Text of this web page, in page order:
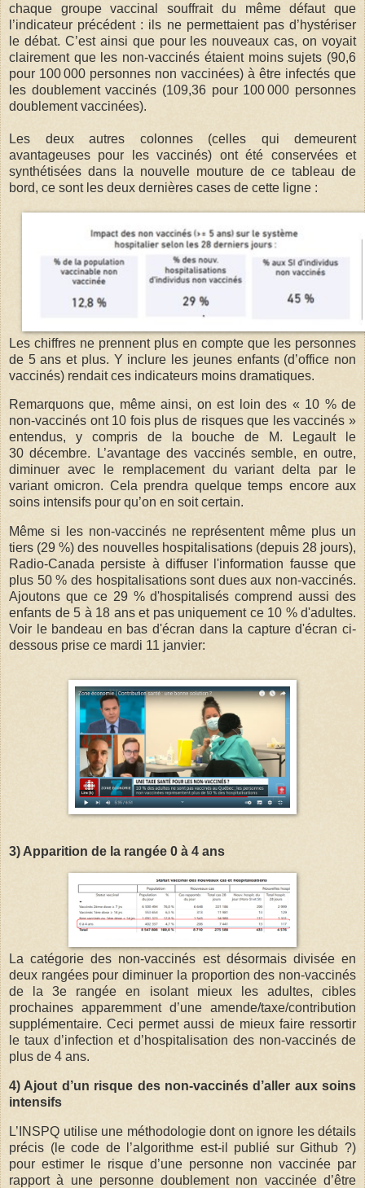
chaque groupe vaccinal souffrait du même défaut que
l’indicateur précédent : ils ne permettaient pas d’hystériser
le débat. C’est ainsi que pour les nouveaux cas, on voyait
clairement que les non-vaccinés étaient moins sujets (90,6
pour 100 000 personnes non vaccinées) à être infectés que
les doublement vaccinés (109,36 pour 100 000 personnes
doublement vaccinées).
Les deux autres colonnes (celles qui demeurent
avantageuses pour les vaccinés) ont été conservées et
synthétisées dans la nouvelle mouture de ce tableau de
bord, ce sont les deux dernières cases de cette ligne :
Les chiffres ne prennent plus en compte que les personnes
de 5 ans et plus. Y inclure les jeunes enfants (d’office non
vaccinés) rendait ces indicateurs moins dramatiques.
Remarquons que, même ainsi, on est loin des « 10 % de
non-vaccinés ont 10 fois plus de risques que les vaccinés »
entendus, y compris de la bouche de M. Legault le
30 décembre. L’avantage des vaccinés semble, en outre,
diminuer avec le remplacement du variant delta par le
variant omicron. Cela prendra quelque temps encore aux
soins intensifs pour qu’on en soit certain.
Même si les non-vaccinés ne représentent même plus un
tiers (29 %) des nouvelles hospitalisations (depuis 28 jours),
Radio-Canada persiste à diffuser l'information fausse que
plus 50 % des hospitalisations sont dues aux non-vaccinés.
Ajoutons que ce 29 % d'hospitalisés comprend aussi des
enfants de 5 à 18 ans et pas uniquement ce 10 % d'adultes.
Voir le bandeau en bas d'écran dans la capture d'écran ci-
dessous prise ce mardi 11 janvier:
3) Apparition de la rangée 0 à 4 ans
La catégorie des non-vaccinés est désormais divisée en
deux rangées pour diminuer la proportion des non-vaccinés
de la 3e rangée en isolant mieux les adultes, cibles
prochaines apparemment d’une amende/taxe/contribution
supplémentaire. Ceci permet aussi de mieux faire ressortir
le taux d’infection et d’hospitalisation des non-vaccinés de
plus de 4 ans.
4) Ajout d’un risque des non-vaccinés d’aller aux soins
intensifs
L’INSPQ utilise une méthodologie dont on ignore les détails
précis (le code de l’algorithme est-il publié sur Github ?)
pour estimer le risque d’une personne non vaccinée par
rapport à une personne doublement non vaccinée d’être